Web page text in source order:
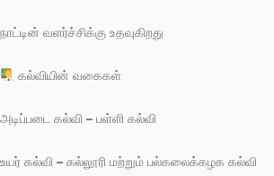
நாட்டின் வளர்ச்சிக்கு உதவுகிறது
கல்வியின் வகைகள்
அடிப்படை கல்வி – பள்ளி கல்வி
உயர் கல்வி – கல்லூரி மற்றும் பல்கலைக்கழக கல்வி